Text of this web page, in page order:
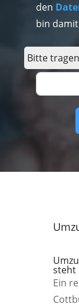
den
bin
Bitte
steht
Ein